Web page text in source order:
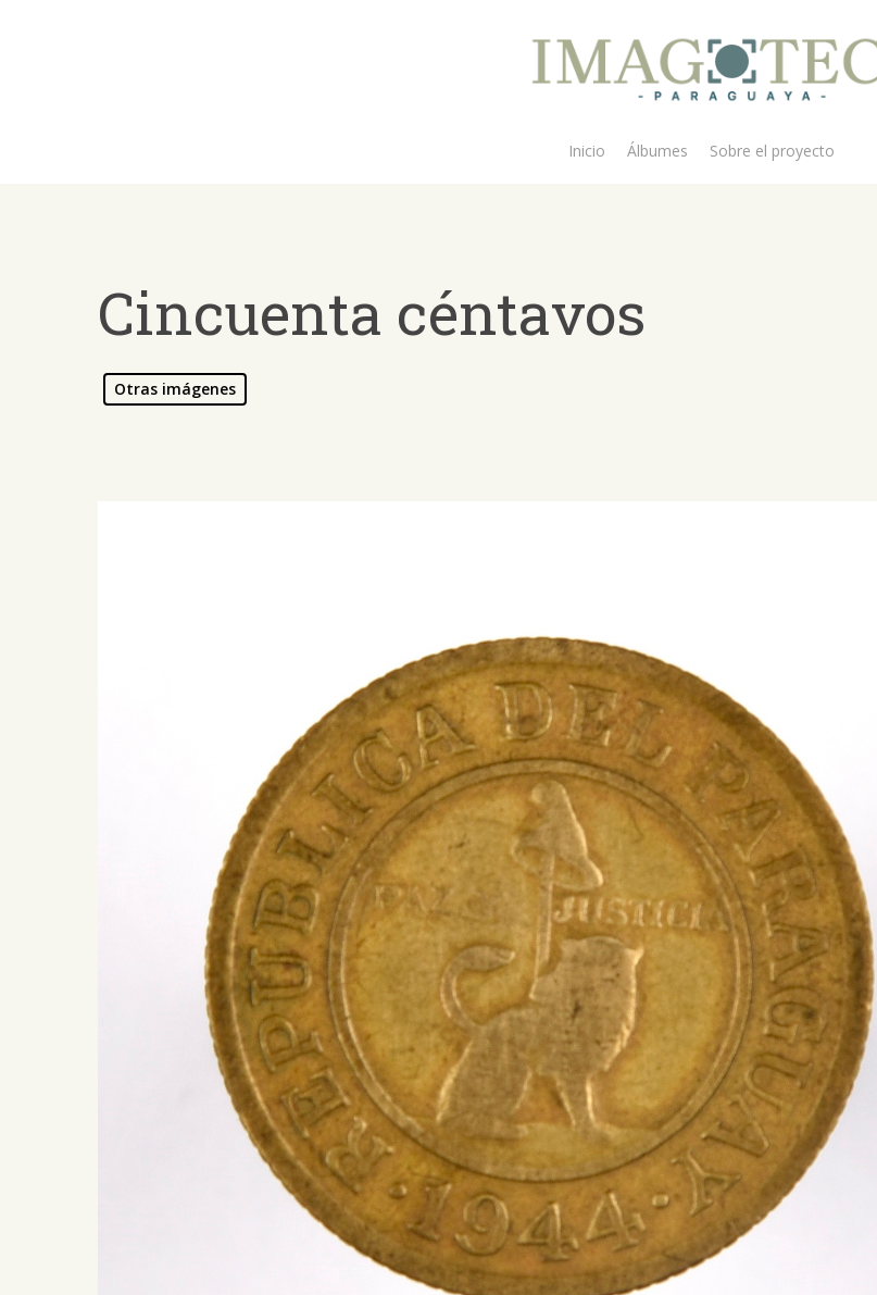
Inicio Álbumes Sobre el proyecto
Cincuenta céntavos
Otras imágenes